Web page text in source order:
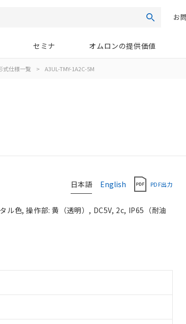
検索お
セミナ オムロンの提供価値
式仕様一覧 > A3UL-TMY-1A2C-5M
日本語 English PDF出力
ル色, 操作部: 黄（透明）, DC5V, 2c, IP65（耐油